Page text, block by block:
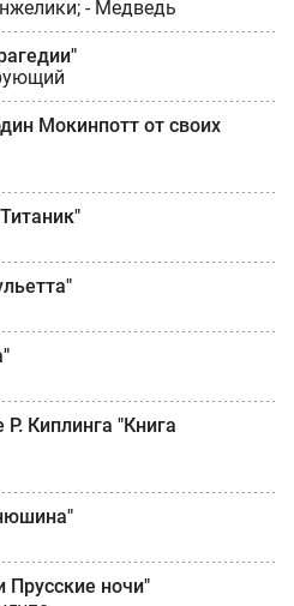
- Медведь
Мокинпотт от своих
Киплинга "Книга
Прусские ночи"